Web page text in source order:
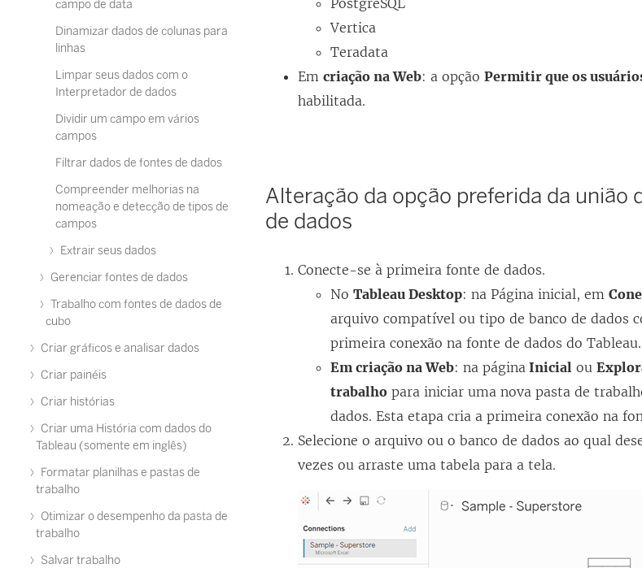
campo de data
Dinamizar dados de colunas para
linhas
Limpar seus dados com o
Interpretador de dados
Dividir um campo em vários
campos
Filtrar dados de fontes de dados
Compreender melhorias na
nomeação e detecção de tipos de
campos
Extrair seus dados
Gerenciar fontes de dados
Trabalho com fontes de dados de
cubo
Criar gráficos e analisar dados
Criar painéis
Criar histórias
Criar uma História com dados do
Tableau (somente em inglês)
Formatar planilhas e pastas de
trabalho
Otimizar o desempenho da pasta de
trabalho
Salvar trabalho
PostgreSQL
Vertica
Teradata
Emcriação na Web: a opçãoPermitir que os
habilitada.
Alteração da opção preferida da união
de dados
Conecte-se à primeira fonte de dados.
NoTableau Desktop: na Página inicial, em
arquivo compatível ou tipo de banco de dados
primeira conexão na fonte de dados do Tableau.
Em criação na Web: na página Inicial ou
trabalho para iniciar uma nova pasta de
dados. Esta etapa cria a primeira conexão na
Selecione o arquivo ou o banco de dados ao qual
vezes ou arraste uma tabela para a tela.